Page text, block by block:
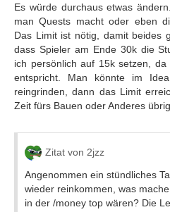
Es würde durchaus etwas
man Quests macht oder eben
Das Limit ist nötig, damit beides
dass Spieler am Ende 30k die
ich persönlich auf 15k setzen,
entspricht. Man könnte im
reingrinden, dann das Limit
Zeit fürs Bauen oder Anderes übrig.
Zitat von 2jzz
Angenommen ein stündliches
wieder reinkommen, was
in der /money top wären? Die